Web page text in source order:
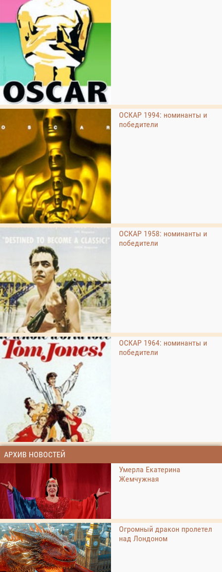
ОСКАР 1994: номинанты и
победители
ОСКАР 1958: номинанты и
победители
ОСКАР 1964: номинанты и
победители
АРХИВ НОВОСТЕЙ
Умерла Екатерина
Жемчужная
Огромный дракон пролетел
над Лондоном